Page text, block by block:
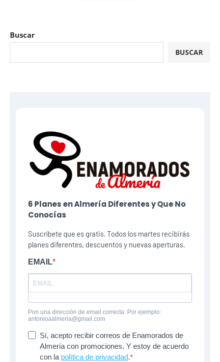
Buscar
BUSCAR
6 Planes​ en Almería Diferentes y Que No
Conocías
Suscríbete que es gratis. Todos los martes recibirás
planes diferentes, descuentos y nuevas aperturas.
EMAIL
Pon una dirección de email correcta. Por ejemplo:
antonioaalmeria@gmail.com
Sí, acepto recibir correos de Enamorados de
Almería con promociones. Y estoy de acuerdo
con la política de privacidad.